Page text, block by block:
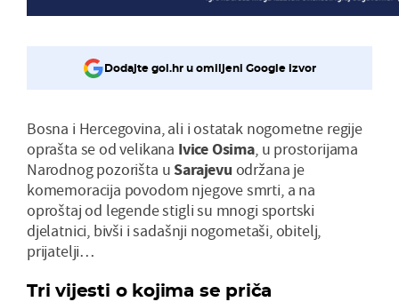
Dodajte gol.hr u omiljeni Google izvor
Bosna i Hercegovina, ali i ostatak nogometne regije
oprašta se od velikana IviceOsima, u prostorijama
Narodnog pozorišta u Sarajevu održana je
komemoracija povodom njegove smrti, a na
oproštaj od legende stigli su mnogi sportski
djelatnici, bivši i sadašnji nogometaši, obitelj,
prijatelji…
Tri vijesti o kojima se priča